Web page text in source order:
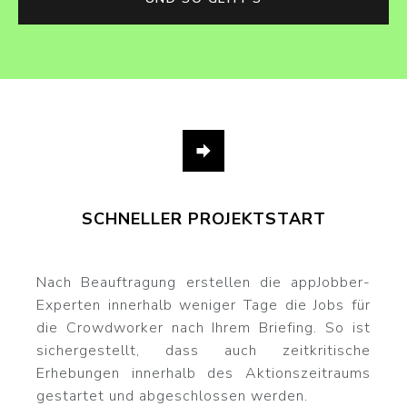
SCHNELLER PROJEKTSTART
Nach Beauftragung erstellen die appJobber-
Experten innerhalb weniger Tage die Jobs für
die Crowdworker nach Ihrem Briefing. So ist
sichergestellt, dass auch zeitkritische
Erhebungen innerhalb des Aktionszeitraums
gestartet und abgeschlossen werden.